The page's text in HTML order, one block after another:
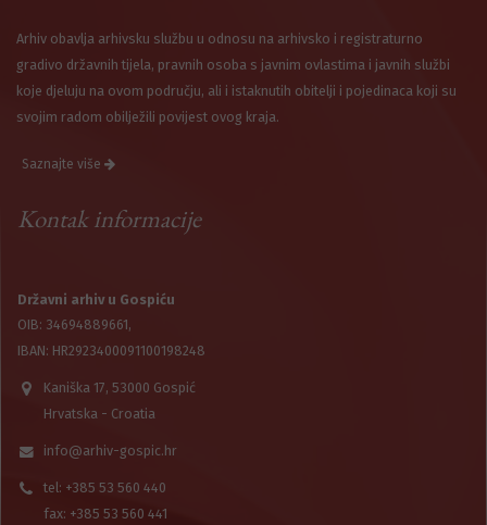
Arhiv obavlja arhivsku službu u odnosu na arhivsko i registraturno
gradivo državnih tijela, pravnih osoba s javnim ovlastima i javnih službi
koje djeluju na ovom području, ali i istaknutih obitelji i pojedinaca koji su
svojim radom obilježili povijest ovog kraja.
Saznajte više
Kontak informacije
Državni arhiv u Gospiću
OIB: 34694889661,
IBAN: HR2923400091100198248
Kaniška 17, 53000 Gospić
Hrvatska - Croatia
info@arhiv-gospic.hr
tel: +385 53 560 440
fax: +385 53 560 441